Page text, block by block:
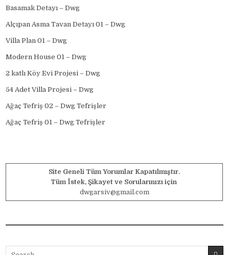
Basamak Detayı – Dwg
Alçıpan Asma Tavan Detayı 01 – Dwg
Villa Plan 01 – Dwg
Modern House 01 – Dwg
2 katlı Köy Evi Projesi – Dwg
54 Adet Villa Projesi – Dwg
Ağaç Tefriş 02 – Dwg Tefrişler
Ağaç Tefriş 01 – Dwg Tefrişler
Site Geneli Tüm Yorumlar Kapatılmıştır.
Tüm İstek, Şikayet ve Sorularınızı için
dwgarsiv@gmail.com
Search for: